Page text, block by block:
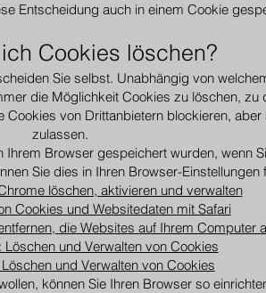
Entscheidung auch in einem Cookie
Cookies löschen?
Sie selbst. Unabhängig von
die Möglichkeit Cookies zu löschen, zu
von Drittanbietern blockieren, aber
zulassen.
Browser gespeichert wurden, wenn
Sie dies in Ihren Browser-Einstellungen
löschen, aktivieren und verwalten
Cookies und Websitedaten mit Safari
die Websites auf Ihrem Computer
Löschen und Verwalten von Cookies
und Verwalten von Cookies
können Sie Ihren Browser so